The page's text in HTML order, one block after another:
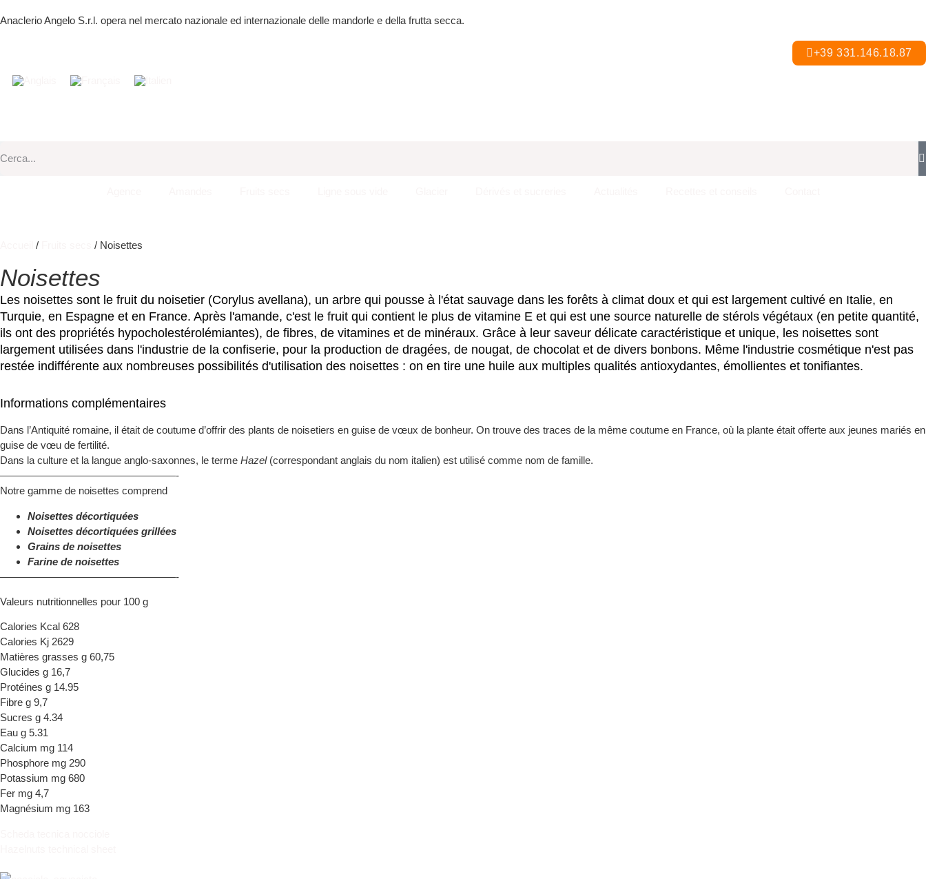
Anaclerio Angelo S.r.l. opera nel mercato nazionale ed internazionale delle mandorle e della frutta secca.
+39 331.146.18.87
/ / Noisettes
Noisettes
Les noisettes sont le fruit du noisetier (Corylus avellana), un arbre qui pousse à l'état sauvage dans les forêts à climat doux et qui est largement cultivé en Italie, en
Turquie, en Espagne et en France. Après l'amande, c'est le fruit qui contient le plus de vitamine E et qui est une source naturelle de stérols végétaux (en petite quantité,
ils ont des propriétés hypocholestérolémiantes), de fibres, de vitamines et de minéraux. Grâce à leur saveur délicate caractéristique et unique, les noisettes sont
largement utilisées dans l'industrie de la confiserie, pour la production de dragées, de nougat, de chocolat et de divers bonbons. Même l'industrie cosmétique n'est pas
restée indifférente aux nombreuses possibilités d'utilisation des noisettes : on en tire une huile aux multiples qualités antioxydantes, émollientes et tonifiantes.
Informations complémentaires
Dans l’Antiquité romaine, il était de coutume d’offrir des plants de noisetiers en guise de vœux de bonheur. On trouve des traces de la même coutume en France, où la plante était offerte aux jeunes mariés en
guise de vœu de fertilité.
Dans la culture et la langue anglo-saxonnes, le terme Hazel(correspondant anglais du nom italien) est utilisé comme nom de famille.
—————————————————-
Notre gamme de noisettes comprend
Noisettes décortiquées
Noisettes décortiquées grillées
Grains de noisettes
Farine de noisettes
—————————————————-
Valeurs nutritionnelles pour 100 g
Calories Kcal 628
Calories Kj 2629
Matières grasses g 60,75
Glucides g 16,7
Protéines g 14.95
Fibre g 9,7
Sucres g 4.34
Eau g 5.31
Calcium mg 114
Phosphore mg 290
Potassium mg 680
Fer mg 4,7
Magnésium mg 163